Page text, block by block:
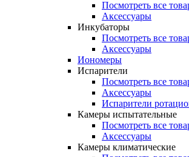
Посмотреть все
Аксессуары
Инкубаторы
Посмотреть все
Аксессуары
Иономеры
Испарители
Посмотреть все
Аксессуары
Испарители
Камеры испытательные
Посмотреть все
Аксессуары
Камеры климатические